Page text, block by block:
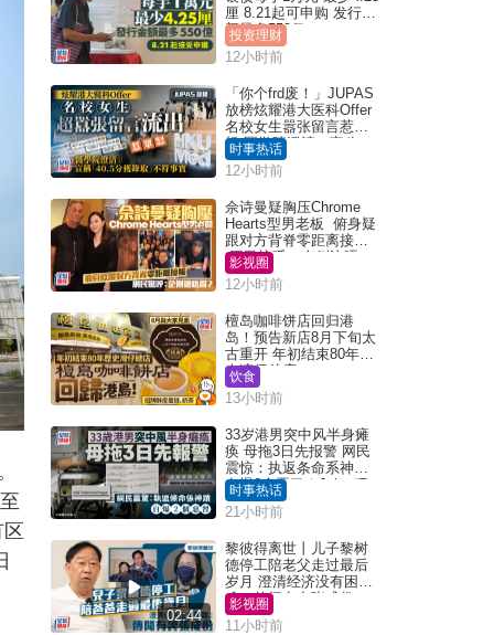
厘 8.21起可申购 发行金
额最多550亿
投资理财
12小时前
「你个frd废！」JUPAS
放榜炫耀港大医科Offer
名校女生嚣张留言惹众
怒 医学院澄清：宣称
「40.5分获录取」不符事
实｜Juicy叮
时事热话
12小时前
佘诗曼疑胸压Chrome
Hearts型男老板 俯身疑
跟对方背脊零距离接触
网民惊呼：企侧边唔
得？
影视圈
12小时前
檀岛咖啡饼店回归港
岛！预告新店8月下旬太
古重开 年初结束80年历
史湾仔总店
饮食
13小时前
33岁港男突中风半身瘫
痪 母拖3日先报警 网民
震惊：执返条命系神迹
自爆2个恶习｜Juicy叮
时事热话
21小时前
02:44
黎彼得离世丨儿子黎树
德停工陪老父走过最后
岁月 澄清经济没有困
难：传闻有夸张成份
影视圈
11小时前